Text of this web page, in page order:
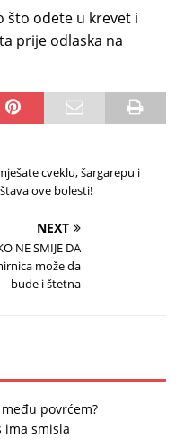
što odete u krevet i
prije odlaska na
cveklu, šargarepu i
ove bolesti!
NEXT
NE SMIJE DA
može da
bude i štetna
povrćem?
ima smisla